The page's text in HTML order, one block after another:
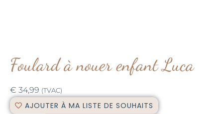
Foulard à nouer enfant Luca
€ 34,99 (TVAC)
AJOUTER À MA LISTE DE SOUHAITS